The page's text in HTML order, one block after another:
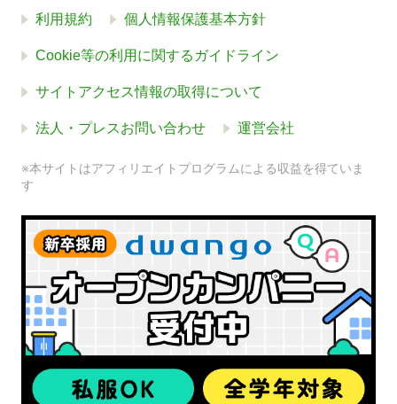
利用規約 個人情報保護基本方針
Cookie等の利用に関するガイドライン
サイトアクセス情報の取得について
法人・プレスお問い合わせ 運営会社
※本サイトはアフィリエイトプログラムによる収益を得ていま
す